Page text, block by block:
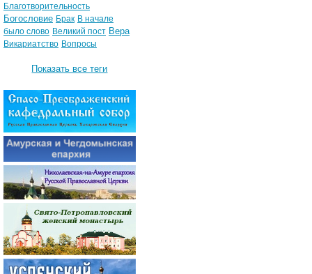
Благотворительность
Богословие Брак В начале
было слово Великий пост Вера
Викариатство Вопросы
Показать все теги